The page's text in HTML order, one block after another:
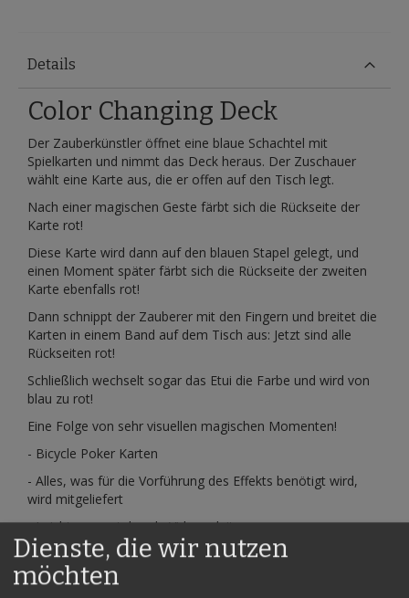
Details
Color Changing Deck
Der Zauberkünstler öffnet eine blaue Schachtel mit
Spielkarten und nimmt das Deck heraus. Der Zuschauer
wählt eine Karte aus, die er offen auf den Tisch legt.
Nach einer magischen Geste färbt sich die Rückseite der
Karte rot!
Diese Karte wird dann auf den blauen Stapel gelegt, und
einen Moment später färbt sich die Rückseite der zweiten
Karte ebenfalls rot!
Dann schnippt der Zauberer mit den Fingern und breitet die
Karten in einem Band auf dem Tisch aus: Jetzt sind alle
Rückseiten rot!
Schließlich wechselt sogar das Etui die Farbe und wird von
blau zu rot!
Eine Folge von sehr visuellen magischen Momenten!
- Bicycle Poker Karten
- Alles, was für die Vorführung des Effekts benötigt wird,
wird mitgeliefert
- Leicht zu verstehende Videoanleitung
Dienste, die wir nutzen
möchten